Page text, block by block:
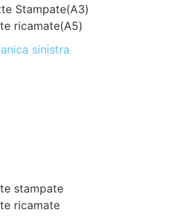
Stampate(A3)
ricamate(A5)
sinistra
stampate
ricamate